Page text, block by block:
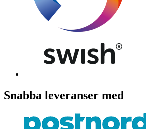
Snabba leveranser med